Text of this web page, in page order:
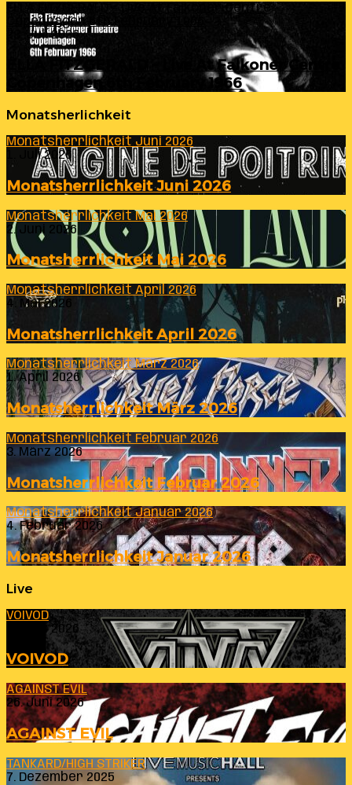
ELLA FITZGERALD – Live At Falkoner Centre
Copenhagen 6th February 1966
23. Juli 2026
ELLA FITZGERALD – Live At Falkoner Centre
Copenhagen 6th February 1966
Monatsherlichkeit
Monatsherrlichkeit Juni 2026
1. Juli 2026
Monatsherrlichkeit Juni 2026
Monatsherrlichkeit Mai 2026
2. Juni 2026
Monatsherrlichkeit Mai 2026
Monatsherrlichkeit April 2026
4. Mai 2026
Monatsherrlichkeit April 2026
Monatsherrlichkeit März 2026
1. April 2026
Monatsherrlichkeit März 2026
Monatsherrlichkeit Februar 2026
3. März 2026
Monatsherrlichkeit Februar 2026
Monatsherrlichkeit Januar 2026
4. Februar 2026
Monatsherrlichkeit Januar 2026
Live
VOIVOD
23. Juli 2026
VOIVOD
AGAINST EVIL
26. Juni 2026
AGAINST EVIL
TANKARD/HIGH STRIKER
7. Dezember 2025